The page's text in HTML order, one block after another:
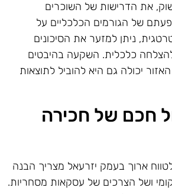
את הדרישות של השוכרים
של הגורמים הכלכליים על
ניתן למזער את הסיכונים
כלכלית. השקעה בהיבטים
יכולה גם היא להוביל לתוצאות
חכם של חכירה
ארוך בעמק יזרעאל מצריך הבנה
ושל הצרכים של עסקאות מסחריות.